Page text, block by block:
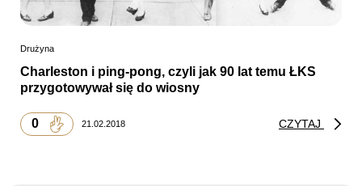
Drużyna
Charleston i ping-pong, czyli jak 90 lat temu ŁKS
przygotowywał się do wiosny
0 21.02.2018 CZYTAJ